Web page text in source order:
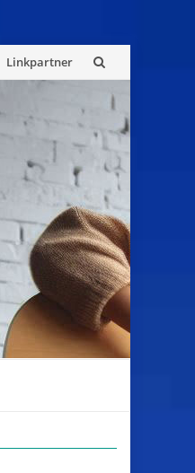
Linkpartner